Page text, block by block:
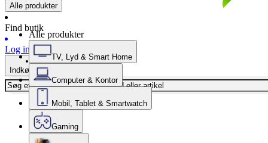
Alle produkter
Find butik
Log ind
Indkøbskurv
Alle produkter
TV, Lyd & Smart Home
Computer & Kontor
Mobil, Tablet & Smartwatch
Gaming